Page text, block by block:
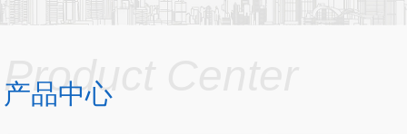
Product Center
产品中心